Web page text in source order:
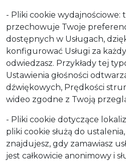
- Pliki cookie wydajnościowe:
przechowuje Twoje
dostępnych w Usługach,
konfigurować Usługi za
odwiedzasz. Przykłady tej
Ustawienia głośności
dźwiękowych, Prędkości
wideo zgodne z Twoją
- Pliki cookie dotyczące
pliki cookie służą do
znajdujesz, gdy zamawiasz
jest całkowicie anonimowy i